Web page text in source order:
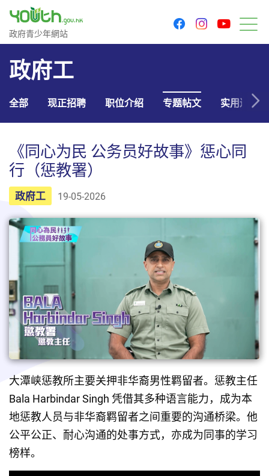
政府青少年网站
政府青少年網站
facebookinstagram
政府工
全部 现正招聘 职位介绍 专题帖文 实用连结
《同心为民 公务员好故事》惩心同
行（惩教署）
政府工 19-05-2026
大潭峡惩教所主要关押非华裔男性羁留者。惩教主任
Bala Harbindar Singh 凭借其多种语言能力，成为本
地惩教人员与非华裔羁留者之间重要的沟通桥梁。他
公平公正、耐心沟通的处事方式，亦成为同事的学习
榜样。